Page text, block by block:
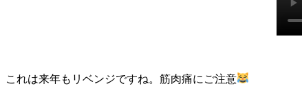
これは来年もリベンジですね。筋肉痛にご注意